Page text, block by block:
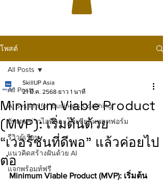
โพสต์
All Posts
AI System for Business Coaching
อัพเดทข่าวไอทีและโซเชียลแพลทฟอร์ม
รีวิวผู้เรียน
แนวคิดสร้างฝันด้วย AI
แจกพร้อมท์ฟรี
All Posts
Minimum Viable Product
(MVP): เริ่มต้นด้วย
“เวอร์ชันที่ดีพอ” แล้วค่อยไป
ต่อ
SkillUP Asia
21 มี.ค. 2568 ยาว 1 นาที
Minimum Viable Product (MVP): เริ่มต้น